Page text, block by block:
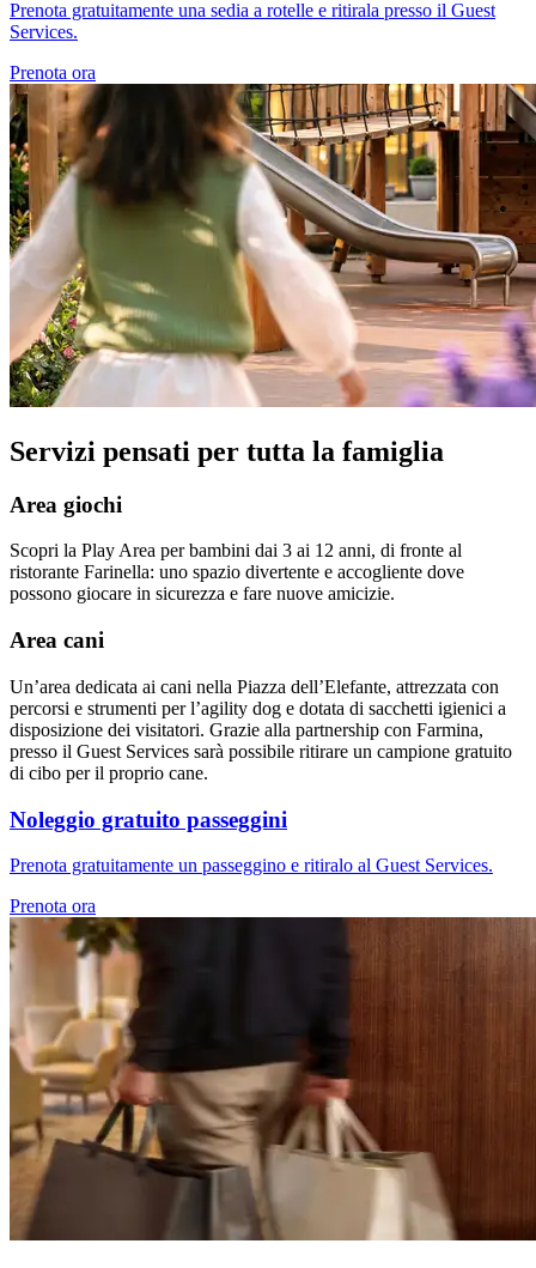
Prenota gratuitamente una sedia a rotelle e ritirala presso il Guest
Services.
Prenota ora
Servizi pensati per tutta la famiglia
Area giochi
Scopri la Play Area per bambini dai 3 ai 12 anni, di fronte al
ristorante Farinella: uno spazio divertente e accogliente dove
possono giocare in sicurezza e fare nuove amicizie.
Area cani
Un’area dedicata ai cani nella Piazza dell’Elefante, attrezzata con
percorsi e strumenti per l’agility dog e dotata di sacchetti igienici a
disposizione dei visitatori. Grazie alla partnership con Farmina,
presso il Guest Services sarà possibile ritirare un campione gratuito
di cibo per il proprio cane.
Noleggio gratuito passeggini
Prenota gratuitamente un passeggino e ritiralo al Guest Services.
Prenota ora